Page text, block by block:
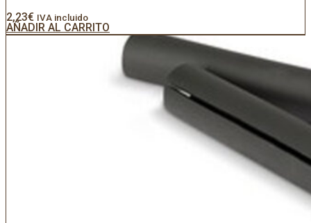
2,23€ IVA incluido
AÑADIR AL CARRITO